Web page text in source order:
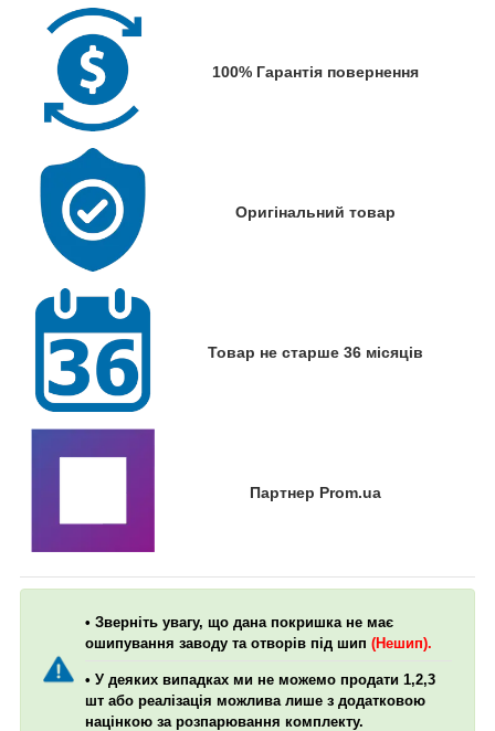
100% Гарантія повернення
Оригінальний товар
Товар не старше 36 місяців
Партнер Prom.ua
• Зверніть увагу, що дана покришка не має
ошипування заводу та отворів під шип (Нешип).
• У деяких випадках ми не можемо продати 1,2,3
шт або реалізація можлива лише з додатковою
націнкою за розпарювання комплекту.